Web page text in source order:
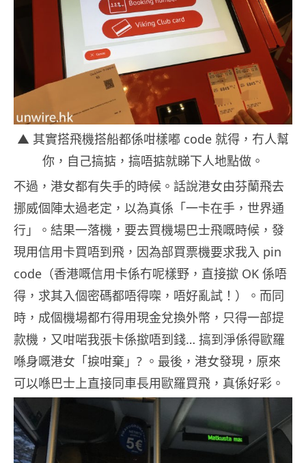
▲ 其實搭飛機搭船都係咁樣嘟 code 就得，冇人幫
你，自己搞掂，搞唔掂就睇下人地點做。
不過，港女都有失手的時候。話說港女由芬蘭飛去
挪威個陣太過老定，以為真係「一卡在手，世界通
行」。結果一落機，要去買機場巴士飛嘅時候，發
現用信用卡買唔到飛，因為部買票機要求我入 pin
code（香港嘅信用卡係冇呢樣野，直接撳 OK 係唔
得，求其入個密碼都唔得㗎，唔好亂試！）。而同
時，成個機場都冇得用現金兌換外幣，只得一部提
款機，又咁啱我張卡係撳唔到錢… 搞到淨係得歐羅
喺身嘅港女「捩咁棄」? 。最後，港女發現，原來
可以喺巴士上直接同車長用歐羅買飛，真係好彩。